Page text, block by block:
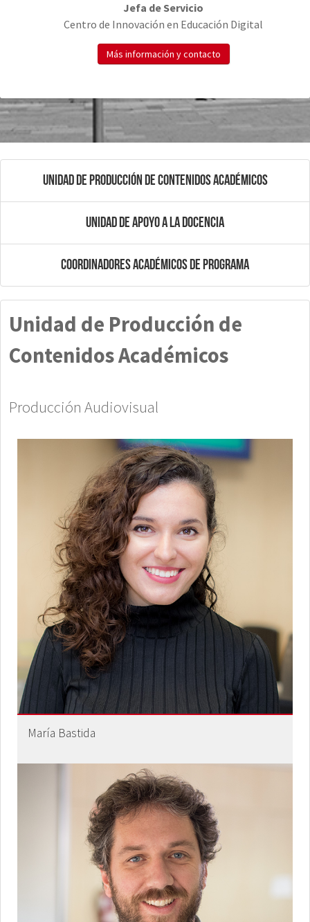
Jefa de Servicio
Centro de Innovación en Educación Digital
Más información y contacto
Unidad de Producción de Contenidos Académicos
Unidad de Apoyo a la Docencia
Coordinadores Académicos de Programa
Unidad de Producción de
Contenidos Académicos
Producción Audiovisual
María Bastida